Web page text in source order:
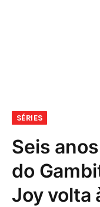
SÉRIES
Seis
do
Joy volta